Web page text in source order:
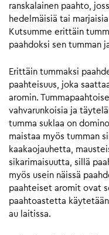
ranskalainen paahto,
hedelmäisiä tai
Kutsumme erittäin
paahdoksi sen tumman
Erittäin tummaksi
paahteisuus, joka
aromin.
vahvarunkoisia ja
tumma suklaa on
maistaa myös tumman
kaakaojauhetta,
sikarimaisuutta, sillä
myös usein näissä
paahteiset aromit ovat
paahtoastetta
au laitissa.